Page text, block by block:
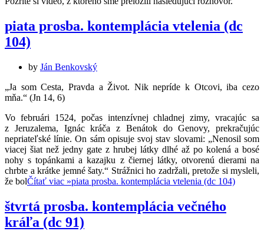
piata prosba. kontemplácia vtelenia (dc
104)
by Ján Benkovský
„Ja som Cesta, Pravda a Život. Nik nepríde k Otcovi, iba cezo
mňa.“ (Jn 14, 6)
Vo februári 1524, počas intenzívnej chladnej zimy, vracajúc sa
z Jeruzalema, Ignác kráča z Benátok do Genovy, prekračujúc
nepriateľské línie. On sám opisuje svoj stav slovami: „Nenosil som
viacej šiat než jedny gate z hrubej látky dlhé až po kolená a bosé
nohy s topánkami a kazajku z čiernej látky, otvorenú dierami na
chrbte a krátke jemné šaty.“ Strážnici ho zadržali, pretože si mysleli,
že bolČítať viac »piata prosba. kontemplácia vtelenia (dc 104)
štvrtá prosba. kontemplácia večného
kráľa (dc 91)